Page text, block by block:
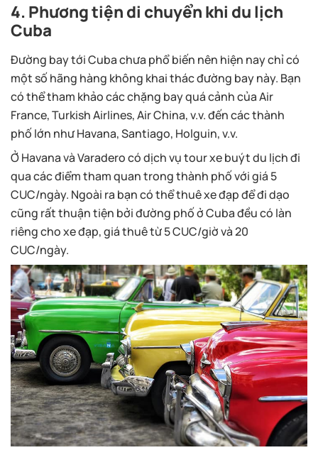
4. Phương tiện di chuyển khi du lịch
Cuba
Đường bay tới Cuba chưa phổ biến nên hiện nay chỉ có
một số hãng hàng không khai thác đường bay này. Bạn
có thể tham khảo các chặng bay quá cảnh của Air
France, Turkish Airlines, Air China, v.v. đến các thành
phố lớn như Havana, Santiago, Holguin, v.v.
Ở Havana và Varadero có dịch vụ tour xe buýt du lịch đi
qua các điểm tham quan trong thành phố với giá 5
CUC/ngày. Ngoài ra bạn có thể thuê xe đạp để đi dạo
cũng rất thuận tiện bởi đường phố ở Cuba đều có làn
riêng cho xe đạp, giá thuê từ 5 CUC/giờ và 20
CUC/ngày.